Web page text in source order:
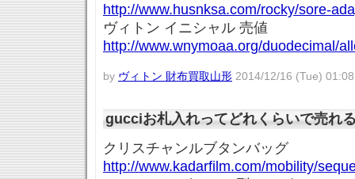
http://www.husnksa.com/rocky/sore-
ヴィトン イニシャル 売値
http://www.wnymoaa.org/duodecimal/
by ヴィトン 財布買取山形 2014/12/16 (Tue)
gucciお札入れってどれくらいで売れ
クリスチャンルブタンバッグ
http://www.kadarfilm.com/mobility/